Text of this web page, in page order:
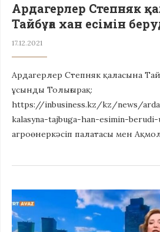
Ардагерлер Степняк
Тайбұға хан есімін
17.12.2021
Ардагерлер Степняк қаласына
ұсынды Толығырақ:
https://inbusiness.kz/kz/news/
kalasyna-tajbuga-han-esimin-
агроөнеркәсіп палатасы мен